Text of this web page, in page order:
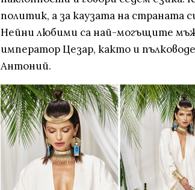
политик, а за каузата на страната
Нейни любими са най-могъщите
император Цезар, както и
Антоний.